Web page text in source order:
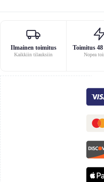
Ilmainen toimitus
Kaikkiin tilauksiin
Toimitus
Nopea